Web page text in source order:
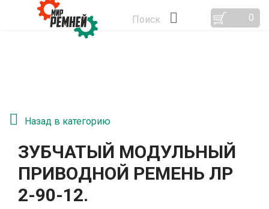
Поиск 0
Назад в категорию
ЗУБЧАТЫЙ МОДУЛЬНЫЙ
ПРИВОДНОЙ РЕМЕНЬ ЛР
2-90-12.